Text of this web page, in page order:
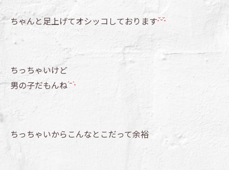
ちゃんと足上げてオシッコしております
ちっちゃいけど
男の子だもんね
ちっちゃいからこんなとこだって余裕